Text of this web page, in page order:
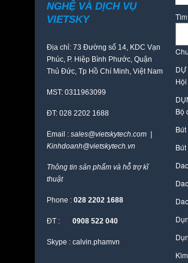
NGHỆ VÀ DỊCH VỤ
VIETSKY
Địa chỉ: 73 Đường số 14, KDC Vạn
Phúc, P. Hiệp Bình Phước, Quận
Thủ Đức, Tp Hồ Chí Minh, Việt Nam
MST: 0311963099
ĐT: 028 2202 1688
Email : sales@vietskytech.com |
Kinhdoanh@vietskytech.vn
Thông tin sản phẩm và hỗ trợ kĩ
thuật
Phone : 028 2202 1688
ĐT : 0908 522 040
Skype : calvin.phamvn
Bộ